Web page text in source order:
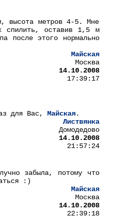
высота метров 4-5. Мне
спилить, оставив 1,5 м
после этого нормально
Майская
Москва
14.10.2008
17:39:17
для Вас, Майская.
Листвянка
Домодедово
14.10.2008
21:57:24
забыла, потому что
:)
Майская
Москва
14.10.2008
22:39:18